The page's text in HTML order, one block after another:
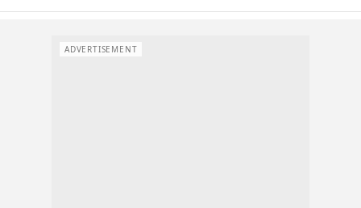
ADVERTISEMENT